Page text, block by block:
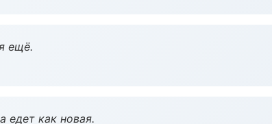
ещё.
как новая.